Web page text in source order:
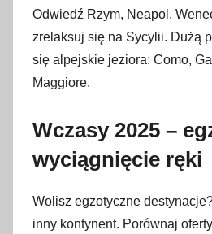
Odwiedź Rzym, Neapol,
zrelaksuj się na Sycylii. Dużą
się alpejskie jeziora: Como,
Maggiore.
Wczasy 2025 –
wyciągnięcie ręki
Wolisz egzotyczne
inny kontynent. Porównaj